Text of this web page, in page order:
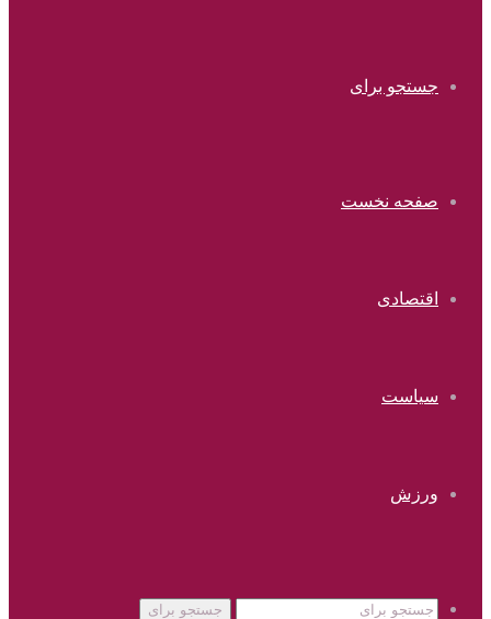
جستجو برای
صفحه نخست
اقتصادی
سیاست
ورزش
جستجو برای